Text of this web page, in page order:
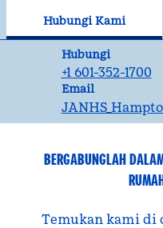
Hubungi Kami
Hubungi
Panggilan
+1 601-352-1700
Email
Email
BERGABUNGLAH
Temukan kami di